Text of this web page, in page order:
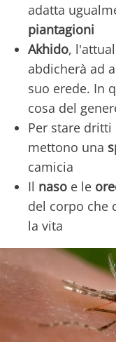
adatta
piantagioni
Akhido,
abdicherà ad
suo erede. In
cosa del
Per stare dritti
mettono una
camicia
Il naso e le
del corpo che
la vita